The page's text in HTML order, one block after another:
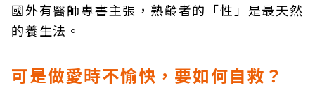
國外有醫師專書主張，熟齡者的「性」是最天然
的養生法。
可是做愛時不愉快，要如何自救？